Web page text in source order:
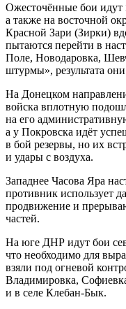
Ожесточённые бои
а также на восточной
Красной Зари (Зирки)
пытаются перейти в
Поле, Новодаровка,
штурмы», результата
На Донецком
войска вплотную
на его
а у Покровска идёт
в бой резервы, но их
и удары с воздуха.
Западнее Часова Яра
противник использует
продвижение и
частей.
На юге ДНР идут бои
что необходимо для
взяли под огневой
Владимировка,
и в селе Клебан-Бык.